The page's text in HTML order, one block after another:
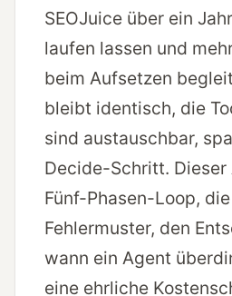
SEOJuice über ein
laufen lassen und
beim Aufsetzen
bleibt identisch, die
sind austauschbar,
Decide-Schritt.
Fünf-Phasen-Loop,
Fehlermuster, den
wann ein Agent
eine ehrliche